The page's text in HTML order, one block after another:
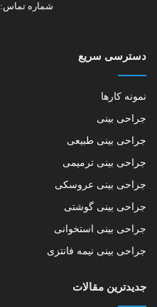
شماره تماس: 09190137191
دسترسی سریع
نمونه کارها
جراحی بینی
جراحی بینی طبیعی
جراحی بینی ترمیمی
جراحی بینی عروسکی
جراحی بینی گوشتی
جراحی بینی استخوانی
جراحی بینی نیمه فانتزی
جدیدترین مقالات